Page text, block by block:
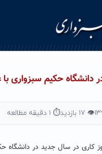
دانشگاه حکیم سبزواری
👁 ۱۷ بازدید ⏱ ۱ دقیقه مطالعه
کاری در سال جدید در دانشگاه